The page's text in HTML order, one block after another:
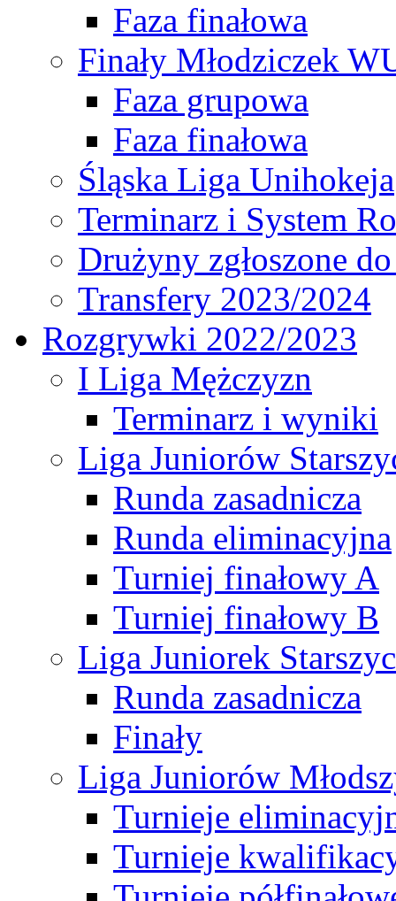
Faza finałowa
Finały Młodziczek
Faza grupowa
Faza finałowa
Śląska Liga Unihokeja
Terminarz i System
Drużyny zgłoszone
Transfery 2023/2024
Rozgrywki 2022/2023
I Liga Mężczyzn
Terminarz i wyniki
Liga Juniorów
Runda zasadnicza
Runda eliminacyjna
Turniej finałowy A
Turniej finałowy B
Liga Juniorek
Runda zasadnicza
Finały
Liga Juniorów
Turnieje
Turnieje